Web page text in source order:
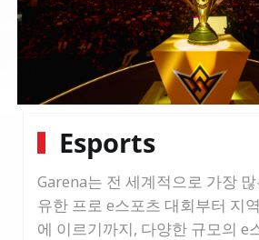
Esports
Garena는 전 세계적으로 가장
유한 프로 e스포츠 대회부터 지
에 이르기까지, 다양한 규모의 e